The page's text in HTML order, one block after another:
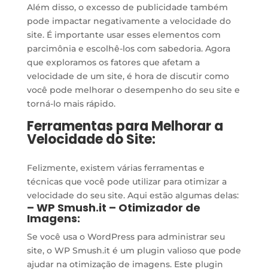
Além disso, o excesso de publicidade também
pode impactar negativamente a velocidade do
site. É importante usar esses elementos com
parcimônia e escolhê-los com sabedoria. Agora
que exploramos os fatores que afetam a
velocidade de um site, é hora de discutir como
você pode melhorar o desempenho do seu site e
torná-lo mais rápido.
Ferramentas para Melhorar a
Velocidade do Site:
Felizmente, existem várias ferramentas e
técnicas que você pode utilizar para otimizar a
velocidade do seu site. Aqui estão algumas delas:
– WP Smush.it – Otimizador de
Imagens:
Se você usa o WordPress para administrar seu
site, o WP Smush.it é um plugin valioso que pode
ajudar na otimização de imagens. Este plugin